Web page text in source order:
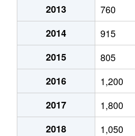
2013
760
2014
915
2015
805
2016
1,200
2017
1,800
2018
1,050